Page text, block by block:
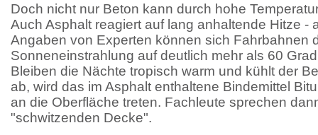
Doch nicht nur Beton kann durch hohe
Auch Asphalt reagiert auf lang anhaltende Hitze -
Angaben von Experten können sich Fahrbahnen
Sonneneinstrahlung auf deutlich mehr als 60
Bleiben die Nächte tropisch warm und kühlt der
ab, wird das im Asphalt enthaltene Bindemittel
an die Oberfläche treten. Fachleute sprechen
"schwitzenden Decke".